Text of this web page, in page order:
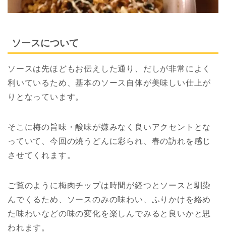
ソースについて
ソースは先ほどもお伝えした通り、だしが非常によく
利いているため、基本のソース自体が美味しい仕上が
りとなっています。
そこに梅の旨味・酸味が嫌みなく良いアクセントとな
っていて、今回の焼うどんに彩られ、春の訪れを感じ
させてくれます。
ご覧のように梅肉チップは時間が経つとソースと馴染
んでくるため、ソースのみの味わい、ふりかけを絡め
た味わいなどの味の変化を楽しんでみると良いかと思
われます。